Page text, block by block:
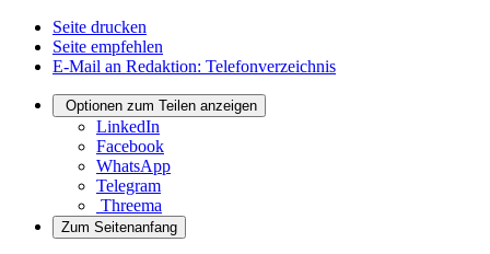
Seite drucken
Seite empfehlen
E-Mail an Redaktion: Telefonverzeichnis
Optionen zum Teilen anzeigen
LinkedIn
Facebook
WhatsApp
Telegram
Threema
Zum Seitenanfang